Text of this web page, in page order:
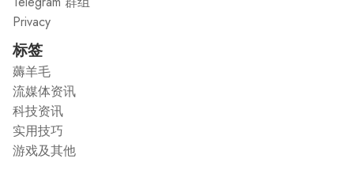
Privacy
标签
薅羊毛
流媒体资讯
科技资讯
实用技巧
游戏及其他